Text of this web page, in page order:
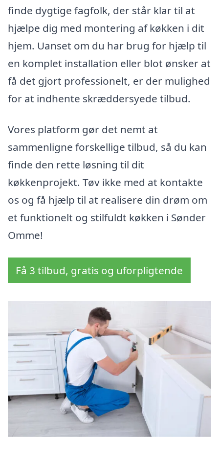
finde dygtige fagfolk, der står klar til at
hjælpe dig med montering af køkken i dit
hjem. Uanset om du har brug for hjælp til
en komplet installation eller blot ønsker at
få det gjort professionelt, er der mulighed
for at indhente skræddersyede tilbud.
Vores platform gør det nemt at
sammenligne forskellige tilbud, så du kan
finde den rette løsning til dit
køkkenprojekt. Tøv ikke med at kontakte
os og få hjælp til at realisere din drøm om
et funktionelt og stilfuldt køkken i Sønder
Omme!
Få 3 tilbud, gratis og uforpligtende